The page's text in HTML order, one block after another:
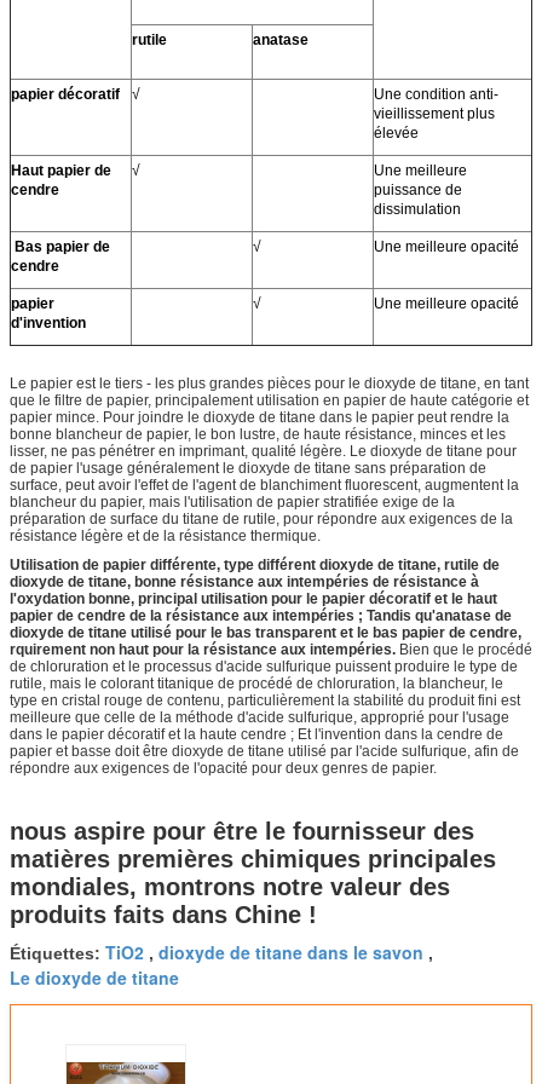
rutile anatase
papier décoratif √
Une condition anti-
vieillissement plus
élevée
Haut papier de
cendre
√
Une meilleure
puissance de
dissimulation
Bas papier de
cendre
√ Une meilleure opacité
papier
d'invention
√ Une meilleure opacité
Le papier est le tiers - les plus grandes pièces pour le dioxyde de titane, en tant
que le filtre de papier, principalement utilisation en papier de haute catégorie et
papier mince. Pour joindre le dioxyde de titane dans le papier peut rendre la
bonne blancheur de papier, le bon lustre, de haute résistance, minces et les
lisser, ne pas pénétrer en imprimant, qualité légère. Le dioxyde de titane pour
de papier l'usage généralement le dioxyde de titane sans préparation de
surface, peut avoir l'effet de l'agent de blanchiment fluorescent, augmentent la
blancheur du papier, mais l'utilisation de papier stratifiée exige de la
préparation de surface du titane de rutile, pour répondre aux exigences de la
résistance légère et de la résistance thermique.
Utilisation de papier différente, type différent dioxyde de titane, rutile de
dioxyde de titane, bonne résistance aux intempéries de résistance à
l'oxydation bonne, principal utilisation pour le papier décoratif et le haut
papier de cendre de la résistance aux intempéries ; Tandis qu'anatase de
dioxyde de titane utilisé pour le bas transparent et le bas papier de cendre,
rquirement non haut pour la résistance aux intempéries. Bien que le procédé
de chloruration et le processus d'acide sulfurique puissent produire le type de
rutile, mais le colorant titanique de procédé de chloruration, la blancheur, le
type en cristal rouge de contenu, particulièrement la stabilité du produit fini est
meilleure que celle de la méthode d'acide sulfurique, approprié pour l'usage
dans le papier décoratif et la haute cendre ; Et l'invention dans la cendre de
papier et basse doit être dioxyde de titane utilisé par l'acide sulfurique, afin de
répondre aux exigences de l'opacité pour deux genres de papier.
nous aspire pour être le fournisseur des
matières premières chimiques principales
mondiales, montrons notre valeur des
produits faits dans Chine !
Étiquettes: TiO2 , dioxyde de titane dans le savon ,
Le dioxyde de titane